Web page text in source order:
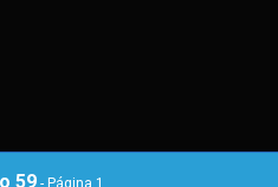
59 - Página 1